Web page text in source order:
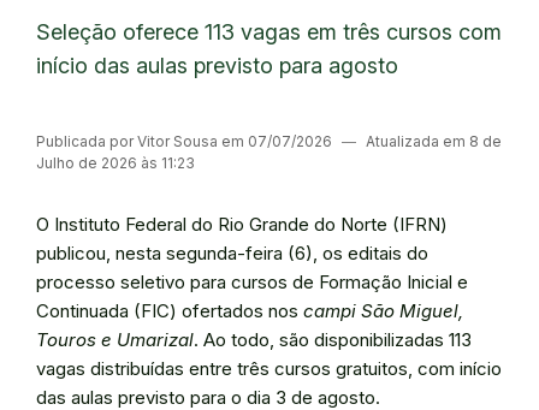
Seleção oferece 113 vagas em três cursos com
início das aulas previsto para agosto
Publicada por Vitor Sousa em 07/07/2026 ― Atualizada em 8 de
Julho de 2026 às 11:23
O Instituto Federal do Rio Grande do Norte (IFRN)
publicou, nesta segunda-feira (6), os editais do
processo seletivo para cursos de Formação Inicial e
Continuada (FIC) ofertados nos campi São Miguel,
Touros e Umarizal. Ao todo, são disponibilizadas 113
vagas distribuídas entre três cursos gratuitos, com início
das aulas previsto para o dia 3 de agosto.